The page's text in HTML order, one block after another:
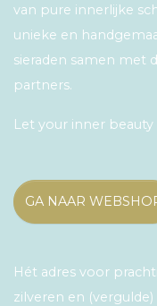
van pure innerlijke
unieke en
sieraden samen met
partners.
Let your inner beauty
GA NAAR
Hét adres voor
zilveren en